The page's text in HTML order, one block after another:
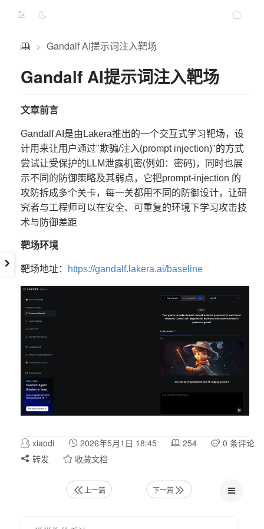
> Gandalf AI提示词注入靶场
Gandalf AI提示词注入靶场
文章前言
Gandalf AI是由Lakera推出的一个交互式学习靶场，设
计用来让用户通过"欺骗/注入(prompt injection)"的方式
尝试让受保护的LLM泄露机密(例如：密码)，同时也展
示不同的防御策略及其弱点，它把prompt-injection 的
攻防拆成多个关卡，每一关都用不同的防御设计，让研
究者与工程师可以在安全、可重复的环境下学习攻击技
术与防御差距
靶场环境
靶场地址： https://gandalf.lakera.ai/baseline
xiaodi 2026年5月1日 18:45 254
0 条评论
转发
收藏文档
上一篇 下一篇